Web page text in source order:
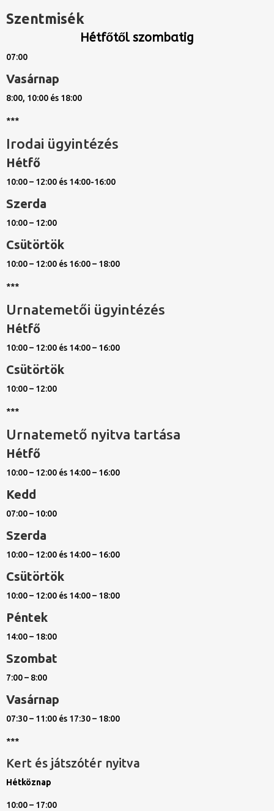
Szentmisék
Hétfőtől szombatig
07:00
Vasárnap
8:00, 10:00 és 18:00
***
Irodai ügyintézés
Hétfő
10:00 – 12:00 és 14:00-16:00
Szerda
10:00 – 12:00
Csütörtök
10:00 – 12:00 és 16:00 – 18:00
***
Urnatemetői ügyintézés
Hétfő
10:00 – 12:00 és 14:00 – 16:00
Csütörtök
10:00 – 12:00
***
Urnatemető nyitva tartása
Hétfő
10:00 – 12:00 és 14:00 – 16:00
Kedd
07:00 – 10:00
Szerda
10:00 – 12:00 és 14:00 – 16:00
Csütörtök
10:00 – 12:00 és 14:00 – 18:00
Péntek
14:00 – 18:00
Szombat
7:00 – 8:00
Vasárnap
07:30 – 11:00 és 17:30 – 18:00
***
Kert és játszótér nyitva
Hétköznap
10:00 – 17:00